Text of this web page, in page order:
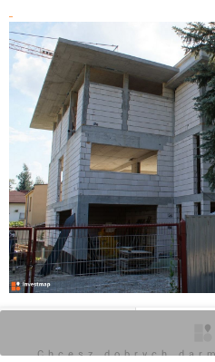
Chcesz dobrych